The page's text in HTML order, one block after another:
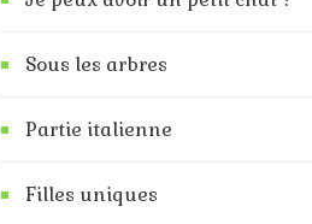
Sous les arbres
Partie italienne
Filles uniques